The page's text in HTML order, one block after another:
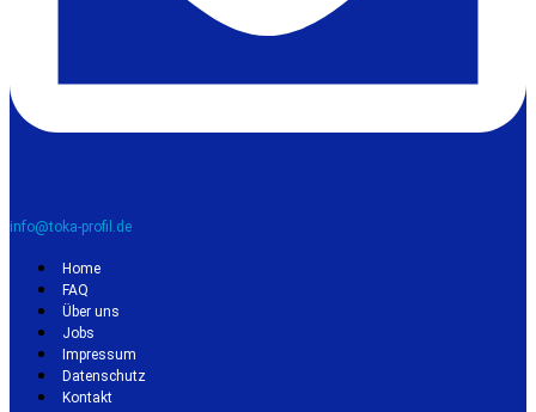
info@toka-profil.de
Home
FAQ
Über uns
Jobs
Impressum
Datenschutz
Kontakt